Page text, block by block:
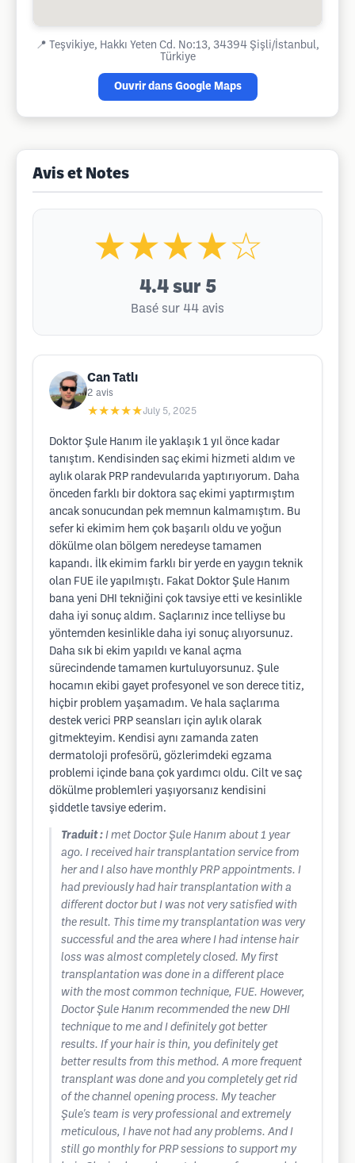
📍
Teşvikiye, Hakkı Yeten Cd. No:13, 34394 Şişli/İstanbul,
Türkiye
Ouvrir dans Google Maps
Avis et Notes
★★★★☆
4.4 sur 5
Basé sur 44 avis
Can Tatlı
2 avis
★★★★★July 5, 2025
Doktor Şule Hanım ile yaklaşık 1 yıl önce kadar
tanıştım. Kendisinden saç ekimi hizmeti aldım ve
aylık olarak PRP randevularıda yaptırıyorum. Daha
önceden farklı bir doktora saç ekimi yaptırmıştım
ancak sonucundan pek memnun kalmamıştım. Bu
sefer ki ekimim hem çok başarılı oldu ve yoğun
dökülme olan bölgem neredeyse tamamen
kapandı. İlk ekimim farklı bir yerde en yaygın teknik
olan FUE ile yapılmıştı. Fakat Doktor Şule Hanım
bana yeni DHI tekniğini çok tavsiye etti ve kesinlikle
daha iyi sonuç aldım. Saçlarınız ince telliyse bu
yöntemden kesinlikle daha iyi sonuç alıyorsunuz.
Daha sık bi ekim yapıldı ve kanal açma
sürecindende tamamen kurtuluyorsunuz. Şule
hocamın ekibi gayet profesyonel ve son derece titiz,
hiçbir problem yaşamadım. Ve hala saçlarıma
destek verici PRP seansları için aylık olarak
gitmekteyim. Kendisi aynı zamanda zaten
dermatoloji profesörü, gözlerimdeki egzama
problemi içinde bana çok yardımcı oldu. Cilt ve saç
dökülme problemleri yaşıyorsanız kendisini
şiddetle tavsiye ederim.
Traduit : I met Doctor Şule Hanım about 1 year
ago. I received hair transplantation service from
her and I also have monthly PRP appointments. I
had previously had hair transplantation with a
different doctor but I was not very satisfied with
the result. This time my transplantation was very
successful and the area where I had intense hair
loss was almost completely closed. My first
transplantation was done in a different place
with the most common technique, FUE. However,
Doctor Şule Hanım recommended the new DHI
technique to me and I definitely got better
results. If your hair is thin, you definitely get
better results from this method. A more frequent
transplant was done and you completely get rid
of the channel opening process. My teacher
Şule's team is very professional and extremely
meticulous, I have not had any problems. And I
still go monthly for PRP sessions to support my